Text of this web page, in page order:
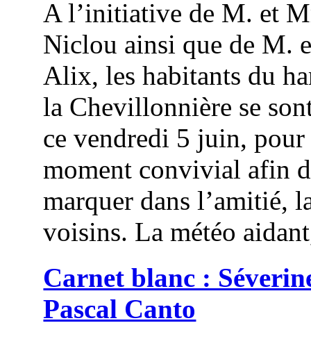
A l’initiative de M. et
Niclou ainsi que de M.
Alix, les habitants du
la Chevillonnière se
ce vendredi 5 juin,
moment convivial afin
marquer dans l’amitié,
voisins. La météo
Carnet blanc :
Pascal Canto